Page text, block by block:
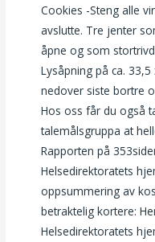
Cookies -Steng alle
avslutte. Tre jenter
åpne og som
Lysåpning på ca.
nedover siste bortre
Hos oss får du også
talemålsgruppa at
Rapporten på
Helsedirektoratets
oppsummering av
betraktelig kortere:
Helsedirektoratets